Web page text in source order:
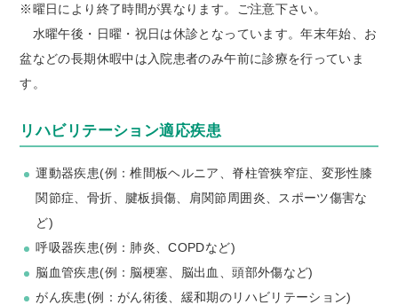
※曜日により終了時間が異なります。ご注意下さい。
水曜午後・日曜・祝日は休診となっています。年末年始、お
盆などの長期休暇中は入院患者のみ午前に診療を行っていま
す。
リハビリテーション適応疾患
運動器疾患(例：椎間板ヘルニア、脊柱管狭窄症、変形性膝
関節症、骨折、腱板損傷、肩関節周囲炎、スポーツ傷害な
ど)
呼吸器疾患(例：肺炎、COPDなど)
脳血管疾患(例：脳梗塞、脳出血、頭部外傷など)
がん疾患(例：がん術後、緩和期のリハビリテーション)